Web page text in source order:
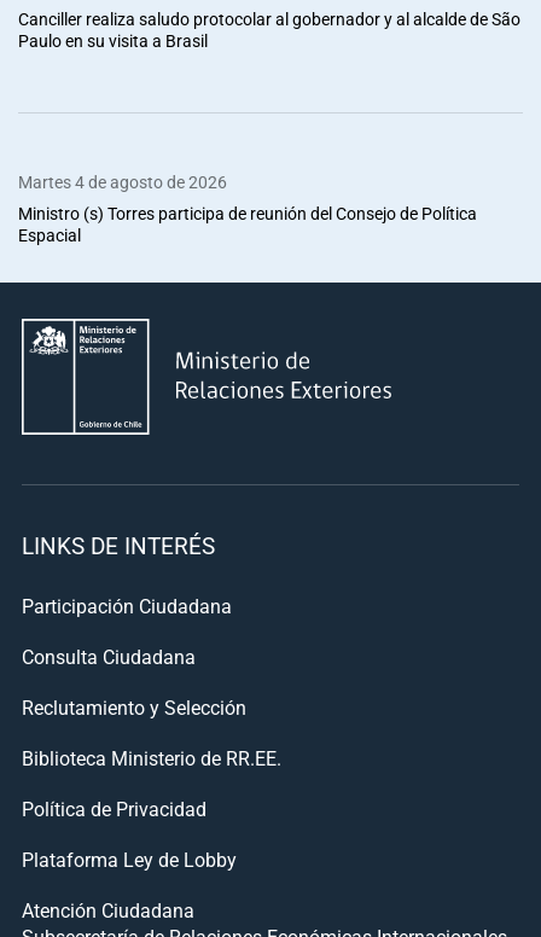
Canciller realiza saludo protocolar al gobernador y al alcalde de São
Paulo en su visita a Brasil
Martes 4 de agosto de 2026
Ministro (s) Torres participa de reunión del Consejo de Política
Espacial
LINKS DE INTERÉS
Participación Ciudadana
Consulta Ciudadana
Reclutamiento y Selección
Biblioteca Ministerio de RR.EE.
Política de Privacidad
Plataforma Ley de Lobby
Atención Ciudadana